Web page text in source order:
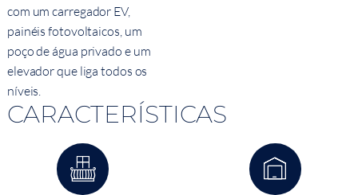
com um carregador EV,
painéis fotovoltaicos, um
poço de água privado e um
elevador que liga todos os
níveis.
CARACTERÍSTICAS